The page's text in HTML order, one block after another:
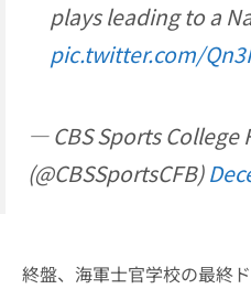
plays leading to a
pic.twitter.com/
— CBS Sports College
(@CBSSportsCFB)
終盤、海軍士官学校の最終